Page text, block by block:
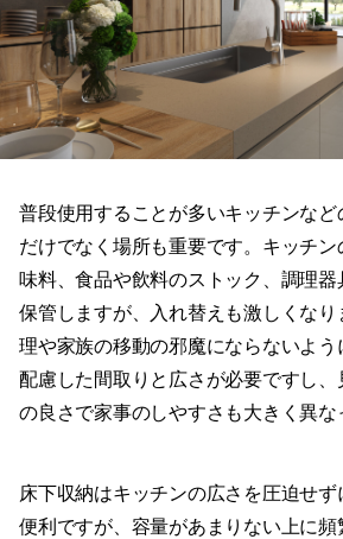
普段使用することが多いキッチンなど
だけでなく場所も重要です。キッチ
味料、食品や飲料のストック、調理
保管しますが、入れ替えも激しくなり
理や家族の移動の邪魔にならないよ
配慮した間取りと広さが必要ですし
の良さで家事のしやすさも大きく異な
床下収納はキッチンの広さを圧迫せ
便利ですが、容量があまりない上に